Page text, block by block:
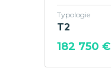
Typologie
T2
182 750 €